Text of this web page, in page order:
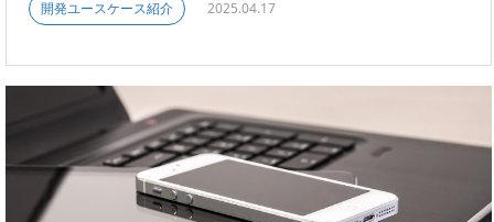
開発ユースケース紹介 2025.04.17